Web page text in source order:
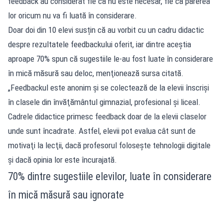
lor oricum nu va fi luată în considerare.
Doar doi din 10 elevi susțin că au vorbit cu un cadru didactic
despre rezultatele feedbackului oferit, iar dintre aceştia
aproape 70% spun că sugestiile le-au fost luate în considerare
în mică măsură sau deloc, menţionează sursa citată.
„Feedbackul este anonim şi se colectează de la elevii înscrişi
în clasele din învăţământul gimnazial, profesional şi liceal.
Cadrele didactice primesc feedback doar de la elevii claselor
unde sunt încadrate. Astfel, elevii pot evalua cât sunt de
motivaţi la lecţii, dacă profesorul foloseşte tehnologii digitale
şi dacă opinia lor este încurajată.
70% dintre sugestiile elevilor, luate în considerare
în mică măsură sau ignorate